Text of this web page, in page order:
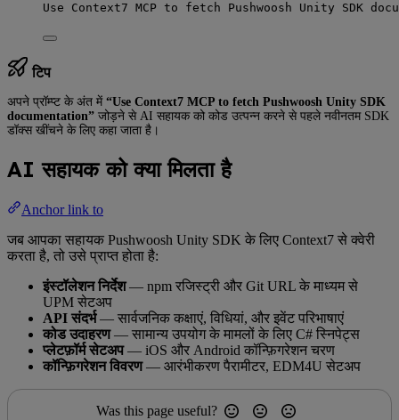
Use Context7 MCP to fetch Pushwoosh Unity SDK
टिप
अपने प्रॉम्प्ट के अंत में “Use Context7 MCP to fetch Pushwoosh Unity SDK
documentation” जोड़ने से AI सहायक को कोड उत्पन्न करने से पहले नवीनतम SDK
डॉक्स खींचने के लिए कहा जाता है।
AI सहायक को क्या मिलता है
Anchor link to
जब आपका सहायक Pushwoosh Unity SDK के लिए Context7 से क्वेरी
करता है, तो उसे प्राप्त होता है:
इंस्टॉलेशन निर्देश— npm रजिस्ट्री और Git URL के माध्यम से
UPM सेटअप
API संदर्भ— सार्वजनिक कक्षाएं, विधियां, और इवेंट परिभाषाएं
कोड उदाहरण— सामान्य उपयोग के मामलों के लिए C# स्निपेट्स
प्लेटफ़ॉर्म सेटअप— iOS और Android कॉन्फ़िगरेशन चरण
कॉन्फ़िगरेशन विवरण— आरंभीकरण पैरामीटर, EDM4U सेटअप
Was this page useful?